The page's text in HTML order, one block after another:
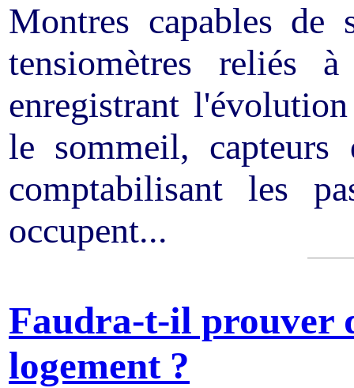
Montres capables de
tensiomètres reliés
enregistrant
le sommeil, capteurs
comptabilisant les
occupent...
Faudra-t-il prouver
logement ?